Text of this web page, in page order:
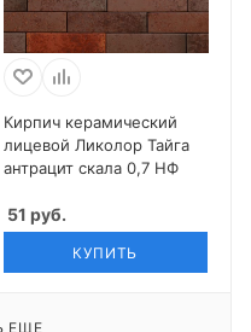
Кирпич керамический
лицевой Ликолор Тайга
антрацит скала 0,7 НФ
51 руб.
КУПИТЬ
ЕЩЕ